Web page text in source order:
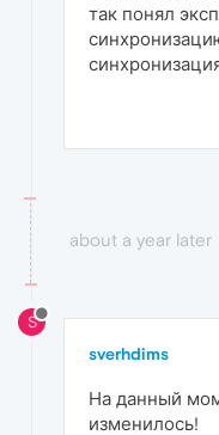
так понял
about a year later
S
sverhdims
На данный
изменилось!